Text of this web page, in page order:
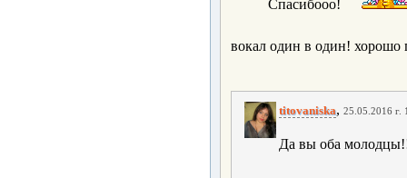
Спасибооо!
вокал один в один! хорошо
titovaniska, 25.05.2016 г.
Да вы оба